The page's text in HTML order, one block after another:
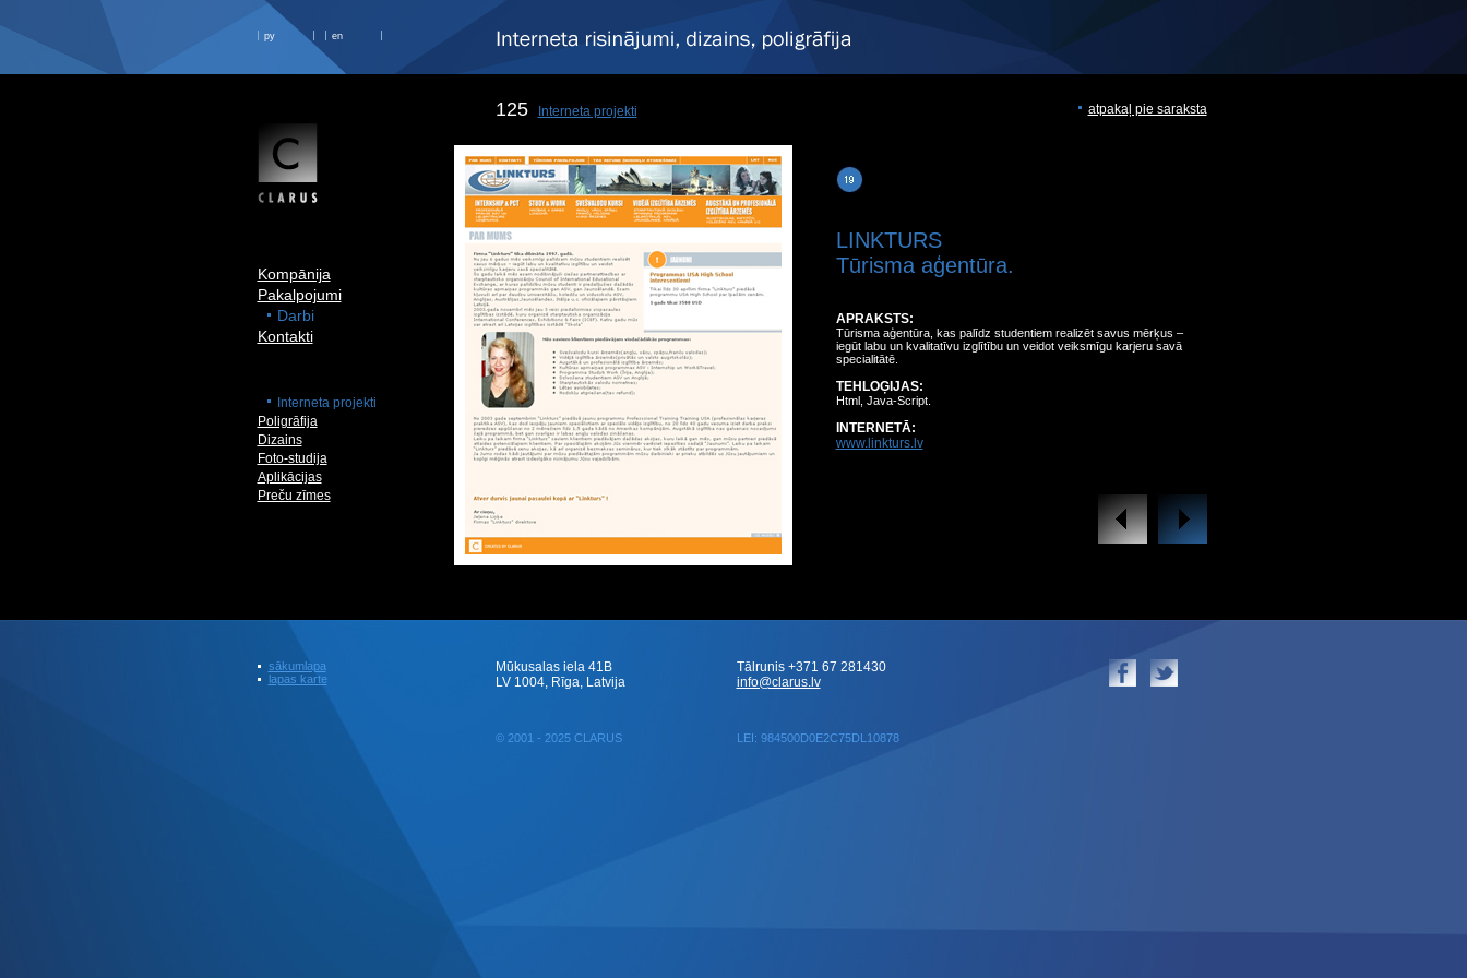
ру en
Kompānija
Pakalpojumi
Darbi
Kontakti
Interneta projekti
Poligrāfija
Dizains
Foto-studija
Aplikācijas
Preču zīmes
125 Interneta projekti atpakaļ pie saraksta
LINKTURS
Tūrisma aģentūra.
APRAKSTS:
Tūrisma aģentūra, kas palīdz studentiem realizēt savus mērķus –
iegūt labu un kvalitatīvu izglītību un veidot veiksmīgu karjeru savā
specialitātē.
TEHLOĢIJAS:
Html, Java-Script.
INTERNETĀ:
www.linkturs.lv
sākumlapa
lapas karte
Mūkusalas iela 41B
LV 1004, Rīga, Latvija
© 2001 - 2025 CLARUS LEI: 984500D0E2C75DL10878
Tālrunis +371 67 281430
info@clarus.lv